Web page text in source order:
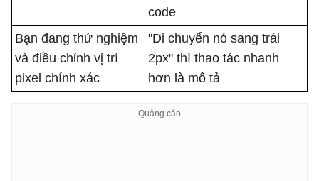
code
Bạn đang thử nghiệm
và điều chỉnh vị trí
pixel chính xác
"Di chuyển nó sang trái
2px" thì thao tác nhanh
hơn là mô tả